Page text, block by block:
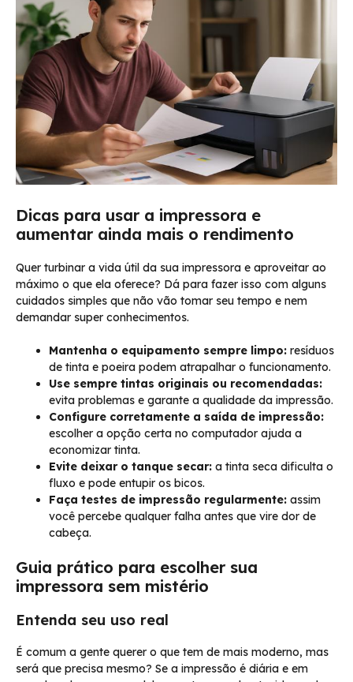
Dicas para usar a impressora e
aumentar ainda mais o rendimento
Quer turbinar a vida útil da sua impressora e aproveitar ao
máximo o que ela oferece? Dá para fazer isso com alguns
cuidados simples que não vão tomar seu tempo e nem
demandar super conhecimentos.
Mantenha o equipamento sempre limpo: resíduos
de tinta e poeira podem atrapalhar o funcionamento.
Use sempre tintas originais ou recomendadas:
evita problemas e garante a qualidade da impressão.
Configure corretamente a saída de impressão:
escolher a opção certa no computador ajuda a
economizar tinta.
Evite deixar o tanque secar: a tinta seca dificulta o
fluxo e pode entupir os bicos.
Faça testes de impressão regularmente: assim
você percebe qualquer falha antes que vire dor de
cabeça.
Guia prático para escolher sua
impressora sem mistério
Entenda seu uso real
É comum a gente querer o que tem de mais moderno, mas
será que precisa mesmo? Se a impressão é diária e em